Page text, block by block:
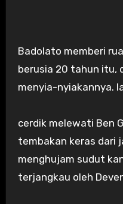
Badolato memberi
berusia 20 tahun itu,
menyia-nyiakannya.
cerdik melewati Ben
tembakan keras dari
menghujam sudut
terjangkau oleh